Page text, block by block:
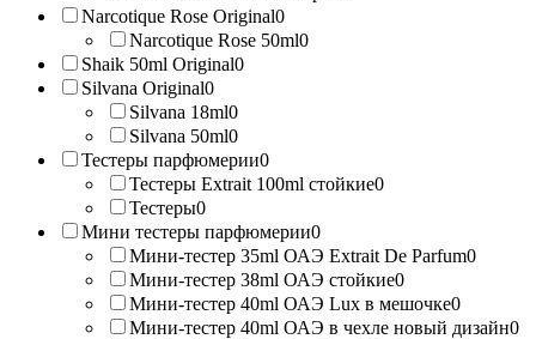
Narcotique Rose Original0
Narcotique Rose 50ml0
Shaik 50ml Original0
Silvana Original0
Silvana 18ml0
Silvana 50ml0
Тестеры парфюмерии0
Тестеры Extrait 100ml стойкие0
Тестеры0
Мини тестеры парфюмерии0
Мини-тестер 35ml ОАЭ Extrait De Parfum0
Мини-тестер 38ml ОАЭ стойкие0
Мини-тестер 40ml ОАЭ Lux в мешочке0
Мини-тестер 40ml ОАЭ в чехле новый дизайн0